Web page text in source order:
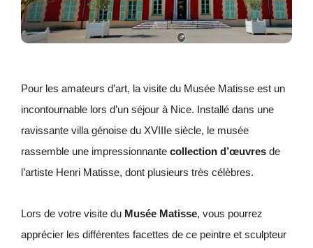
Pour les amateurs d’art, la visite du Musée Matisse est un
incontournable lors d’un séjour à Nice. Installé dans une
ravissante villa génoise du XVIIIe siècle, le musée
rassemble une impressionnante collection d’œuvres de
l’artiste Henri Matisse, dont plusieurs très célèbres.
Lors de votre visite du Musée Matisse, vous pourrez
apprécier les différentes facettes de ce peintre et sculpteur